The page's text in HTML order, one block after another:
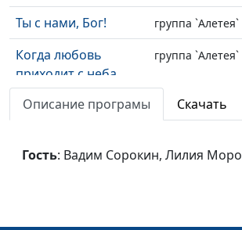
Ты с нами, Бог! группа `Алетея`
Когда любовь
приходит с неба
группа `Алетея`
Слава Тебе, Боже
Евгений Бабин,
Ансамбль
Описание програмы Скачать
Гость: Вадим Сорокин, Лилия